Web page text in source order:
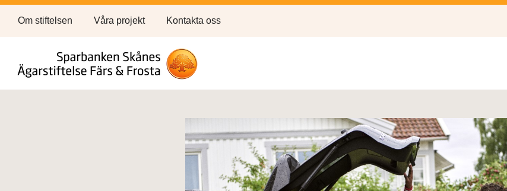
Om stiftelsen Våra projekt Kontakta oss